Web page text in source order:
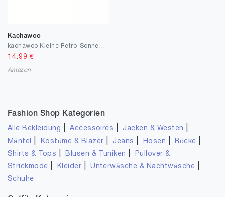
Kachawoo
14.99 €
Amazon
Fashion Shop Kategorien
Alle Bekleidung |Accessoires Jacken & Westen
Mäntel Kostüme & Blazer Jeans Hosen Röcke
Shirts & Tops Blusen & Tuniken
Pullover &
Strickmode
Kleider |Unterwäsche & Nachtwäsche
Schuhe